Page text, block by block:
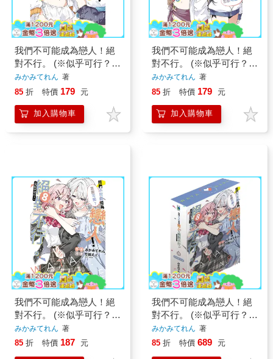
我們不可能成為戀人！絕
對不行。 (※似乎可行？)
SS集(全)
みかみてれん 著
85 折 特價 179 元
加入購物車
我們不可能成為戀人！絕
對不行。 (※似乎可行？)
短篇集(全)
みかみてれん 著
85 折 特價 179 元
加入購物車
我們不可能成為戀人！絕
對不行。 (※似乎可行？)
08
みかみてれん 著
85 折 特價 187 元
我們不可能成為戀人！絕
對不行。 (※似乎可行？)
(首刷限定版) 08
みかみてれん 著
85 折 特價 689 元